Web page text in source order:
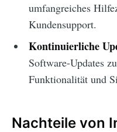
umfangreiches
Kundensupport.
Kontinuierliche
Software-Updates
Funktionalität und
Nachteile von